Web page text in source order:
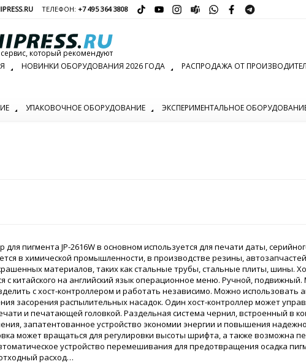
ТЕЛЕФОН: +7 495 364 3808
который рекомендуют
НОВИНКИ ОБОРУДОВАНИЯ 2026 ГОДА РАСПРОДАЖА ОТ
УПАКОВОЧНОЕ ОБОРУДОВАНИЕ ЭКСПЕРИМЕНТАЛЬНОЕ
пигмента JP-2616W в основном используется для печати даты,
в химической промышленности, в производстве резины,
материалов, таких как стальные трубы, стальные плиты, шины.
китайского на английский язык операционное меню. Ручной,
с хост-контроллером и работать независимо. Можно использовать
засорения распылительных насадок. Один хост-контроллер может
и печатающей головкой. Раздельная система чернил, встроенный в
запатентованное устройство экономии энергии и повышения
может вращаться для регулировки высоты шрифта, а также возможна
устройство перемешивания для предотвращения осадка
расход…